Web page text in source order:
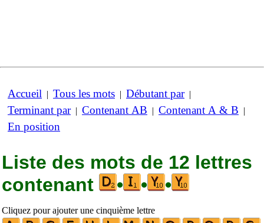
Accueil | Tous les mots | Débutant par|
Terminant par| Contenant AB | Contenant A & B |
En position
Liste des mots de 12 lettres
contenant
• • •
Cliquez pour ajouter une cinquième lettre